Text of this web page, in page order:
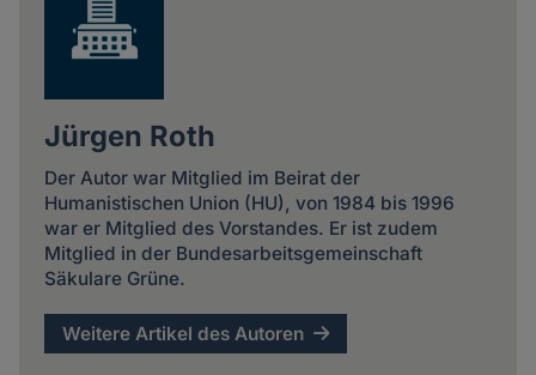
Jürgen Roth
Der Autor war Mitglied im Beirat der
Humanistischen Union (HU), von 1984 bis 1996
war er Mitglied des Vorstandes. Er ist zudem
Mitglied in der Bundesarbeitsgemeinschaft
Säkulare Grüne.
Weitere Artikel des Autoren